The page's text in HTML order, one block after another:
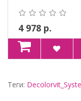
Для ..
4 978 р.
Теги: